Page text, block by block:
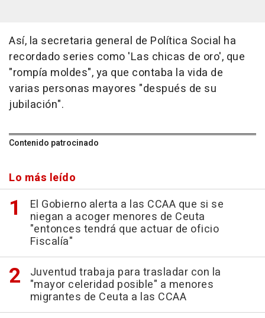
Así, la secretaria general de Política Social ha
recordado series como 'Las chicas de oro', que
"rompía moldes", ya que contaba la vida de
varias personas mayores "después de su
jubilación".
Contenido patrocinado
Lo más leído
El Gobierno alerta a las CCAA que si se
niegan a acoger menores de Ceuta
"entonces tendrá que actuar de oficio
Fiscalía"
Juventud trabaja para trasladar con la
"mayor celeridad posible" a menores
migrantes de Ceuta a las CCAA